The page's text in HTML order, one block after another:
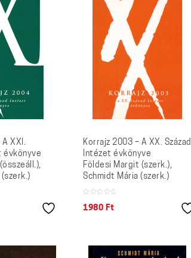
A XXI.
évkönyve
Korrajz 2003 – A XX. Század
Intézet évkönyve
Földesi Margit (szerk.),
Schmidt Mária (szerk.)
1980 Ft